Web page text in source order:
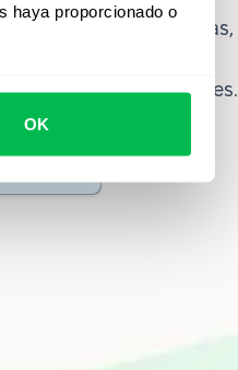
haya proporcionado o
OK
avanzada de personas,
hasta 80 horas al mes.